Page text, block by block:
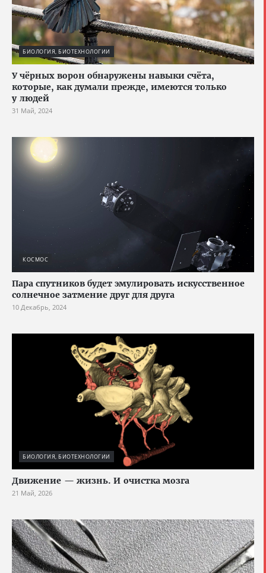
БИОЛОГИЯ, БИОТЕХНОЛОГИИ
У чёрных ворон обнаружены навыки счёта,
которые, как думали прежде, имеются только
у людей
31 Май, 2024
КОСМОС
Пара спутников будет эмулировать искусственное
солнечное затмение друг для друга
10 Декабрь, 2024
БИОЛОГИЯ, БИОТЕХНОЛОГИИ
Движение — жизнь. И очистка мозга
21 Май, 2026